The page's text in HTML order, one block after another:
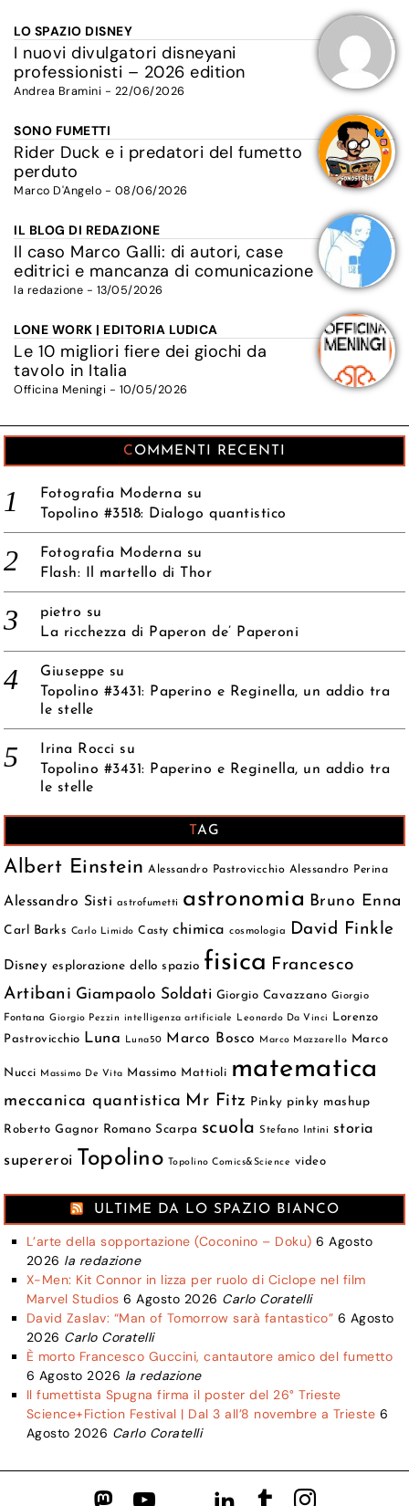
LO SPAZIO DISNEY
I nuovi divulgatori disneyani
professionisti – 2026 edition
Andrea Bramini - 22/06/2026
SONO FUMETTI
Rider Duck e i predatori del fumetto
perduto
Marco D'Angelo - 08/06/2026
IL BLOG DI REDAZIONE
Il caso Marco Galli: di autori, case
editrici e mancanza di comunicazione
la redazione - 13/05/2026
LONE WORK | EDITORIA LUDICA
Le 10 migliori fiere dei giochi da
tavolo in Italia
Officina Meningi - 10/05/2026
COMMENTI RECENTI
Fotografia Moderna su
Topolino #3518: Dialogo quantistico
Fotografia Moderna su
Flash: Il martello di Thor
pietro su
La ricchezza di Paperon de’ Paperoni
Giuseppe su
Topolino #3431: Paperino e Reginella, un addio tra
le stelle
Irina Rocci su
Topolino #3431: Paperino e Reginella, un addio tra
le stelle
TAG
Albert Einstein Alessandro Pastrovicchio Alessandro Perina
Alessandro Sisti astrofumetti astronomia Bruno Enna
Carl Barks Carlo Limido Casty chimica cosmologia David Finkle
Disney esplorazione dello spazio fisica Francesco
Artibani Giampaolo Soldati Giorgio Cavazzano Giorgio
Fontana Giorgio Pezzin intelligenza artificiale Leonardo Da Vinci
Lorenzo
Pastrovicchio
Luna Luna50 Marco Bosco Marco Mazzarello Marco
Nucci Massimo De Vita Massimo Mattioli matematica
meccanica quantistica Mr Fitz Pinky pinky mashup
Roberto Gagnor Romano Scarpa scuola Stefano Intini storia
supereroi Topolino Topolino Comics&Science video
ULTIME DA LO SPAZIO BIANCO
L’arte della sopportazione (Coconino – Doku) 6 Agosto
2026 la redazione
X-Men: Kit Connor in lizza per ruolo di Ciclope nel film
Marvel Studios 6 Agosto 2026 Carlo Coratelli
David Zaslav: “Man of Tomorrow sarà fantastico” 6 Agosto
2026 Carlo Coratelli
È morto Francesco Guccini, cantautore amico del fumetto
6 Agosto 2026 la redazione
Il fumettista Spugna firma il poster del 26° Trieste
Science+Fiction Festival | Dal 3 all’8 novembre a Trieste 6
Agosto 2026 Carlo Coratelli